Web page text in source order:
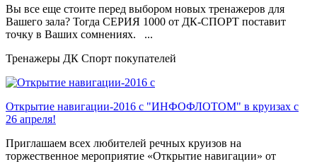
Вы все еще стоите перед выбором новых тренажеров для
Вашего зала? Тогда СЕРИЯ 1000 от ДК-СПОРТ поставит
точку в Ваших сомнениях. ...
Тренажеры ДК Спорт покупателей
Открытие навигации-2016 с "ИНФОФЛОТОМ" в круизах с
26 апреля!
Приглашаем всех любителей речных круизов на
торжественное мероприятие «Открытие навигации» от